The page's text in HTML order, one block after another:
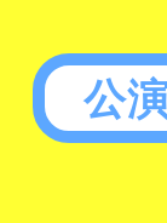
公